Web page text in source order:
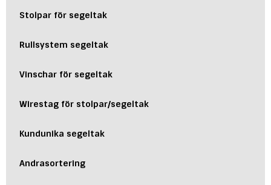
Stolpar för segeltak
Rullsystem segeltak
Vinschar för segeltak
Wirestag för stolpar/segeltak
Kundunika segeltak
Andrasortering